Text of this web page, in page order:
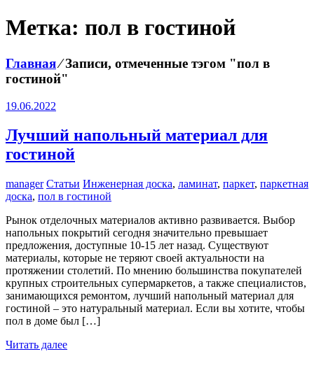
Метка: пол в гостиной
Главная⁄Записи, отмеченные тэгом "пол в
гостиной"
19.06.2022
Лучший напольный материал для
гостиной
manager Статьи Инженерная доска, ламинат, паркет, паркетная
доска, пол в гостиной
Рынок отделочных материалов активно развивается. Выбор
напольных покрытий сегодня значительно превышает
предложения, доступные 10-15 лет назад. Существуют
материалы, которые не теряют своей актуальности на
протяжении столетий. По мнению большинства покупателей
крупных строительных супермаркетов, а также специалистов,
занимающихся ремонтом, лучший напольный материал для
гостиной – это натуральный материал. Если вы хотите, чтобы
пол в доме был […]
Читать далее